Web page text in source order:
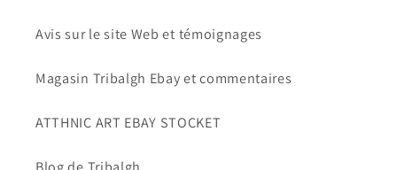
Avis sur le site Web et témoignages
Magasin Tribalgh Ebay et commentaires
ATTHNIC ART EBAY STOCKET